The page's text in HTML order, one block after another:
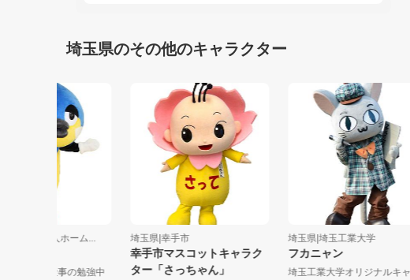
埼玉県のその他のキャラクター
県|特別養護老人ホーム...
み苑で介護の仕事の勉強中
埼玉県|幸手市
幸手市マスコットキャラク
ター「さっちゃん」
埼玉県|埼玉工業大学
フカニャン
埼玉工業大学オリジナル